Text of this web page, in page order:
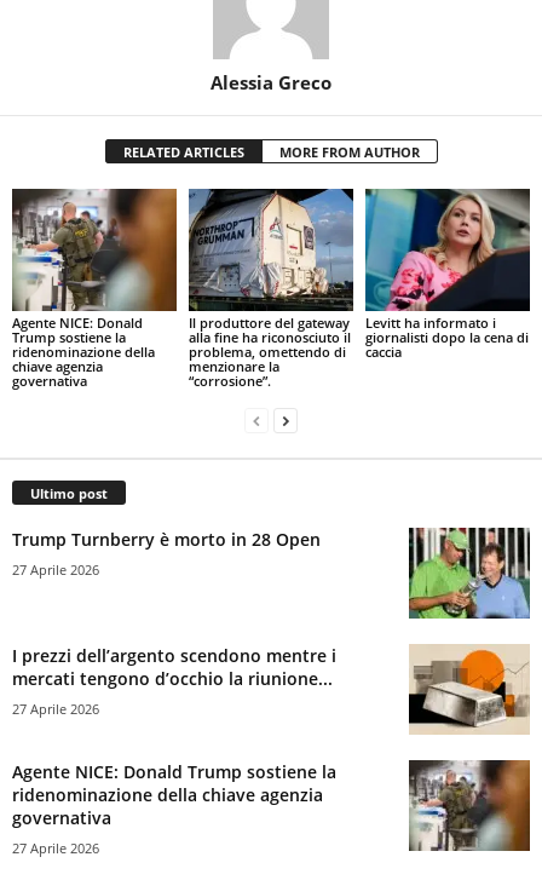
Alessia Greco
RELATED ARTICLES MORE FROM AUTHOR
Agente NICE: Donald
Trump sostiene la
ridenominazione della
chiave agenzia
governativa
Il produttore del gateway
alla fine ha riconosciuto il
problema, omettendo di
menzionare la
“corrosione”.
Levitt ha informato i
giornalisti dopo la cena di
caccia
Ultimo post
Trump Turnberry è morto in 28 Open
27 Aprile 2026
I prezzi dell’argento scendono mentre i
mercati tengono d’occhio la riunione...
27 Aprile 2026
Agente NICE: Donald Trump sostiene la
ridenominazione della chiave agenzia
governativa
27 Aprile 2026